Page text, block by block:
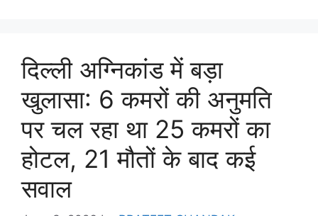
दिल्ली अग्निकांड में बड़ा
खुलासा: 6 कमरों की अनुमति
पर चल रहा था 25 कमरों का
होटल, 21 मौतों के बाद कई
सवाल